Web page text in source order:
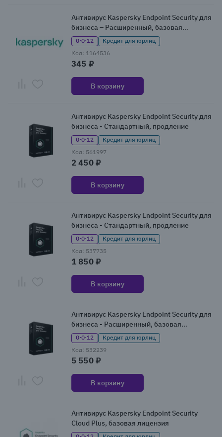
Антивирус Kaspersky Endpoint Security для
бизнеса – Расширенный, базовая
лицензия
0·0·12
Кредит для юрлиц
Код: 1164536
345 ₽
В корзину
Антивирус Kaspersky Endpoint Security для
бизнеса - Стандартный, продление
0·0·12
Кредит для юрлиц
Код: 561997
2 450 ₽
В корзину
Антивирус Kaspersky Endpoint Security для
бизнеса - Стандартный, продление
0·0·12
Кредит для юрлиц
Код: 537735
1 850 ₽
В корзину
Антивирус Kaspersky Endpoint Security для
бизнеса - Расширенный, базовая
лицензия
0·0·12
Кредит для юрлиц
Код: 532239
5 550 ₽
В корзину
Антивирус Kaspersky Endpoint Security
Cloud Plus, базовая лицензия